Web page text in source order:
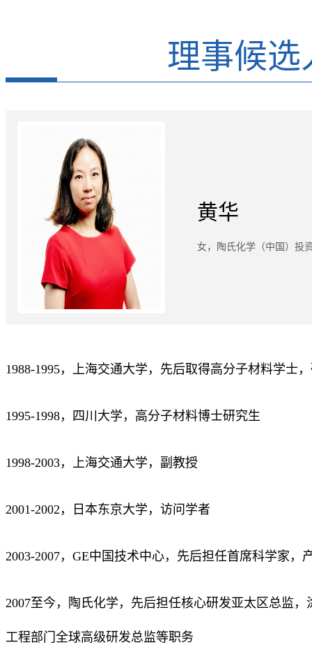
理事候选
黄华
女，陶氏化学（中国）投
1988-1995，上海交通大学，先后取得高分子材料学士
1995-1998，四川大学，高分子材料博士研究生
1998-2003，上海交通大学，副教授
2001-2002，日本东京大学，访问学者
2003-2007，GE中国技术中心，先后担任首席科学家，
2007至今，陶氏化学，先后担任核心研发亚太区总监
工程部门全球高级研发总监等职务